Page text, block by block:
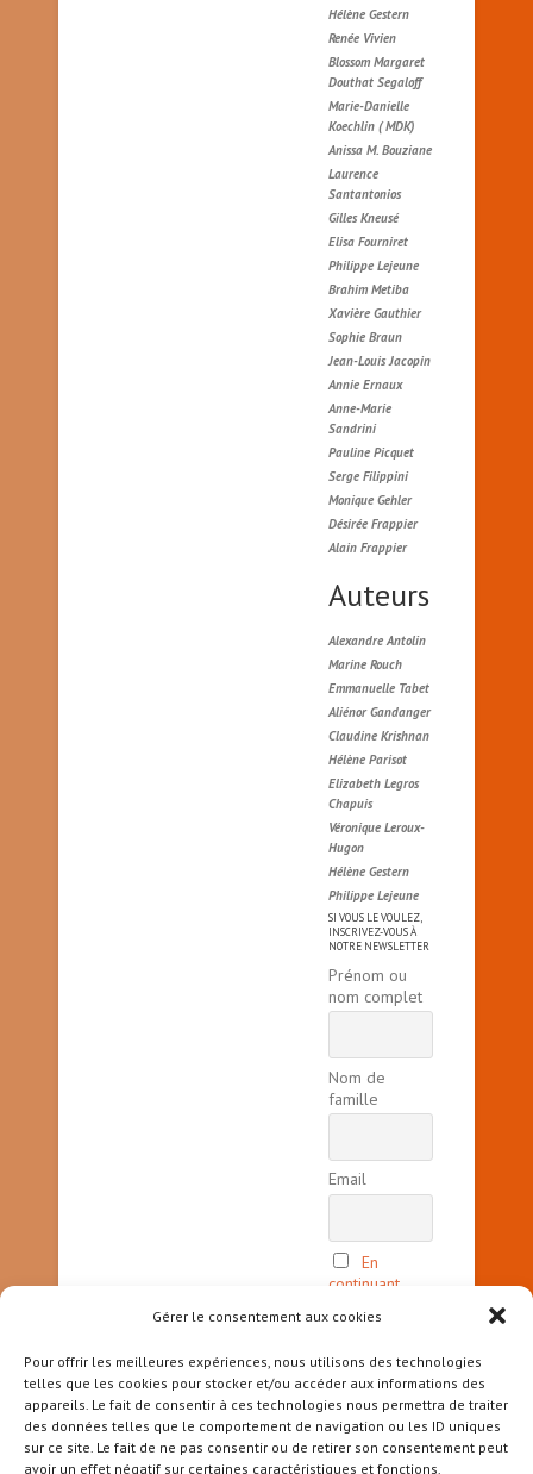
Gérer le consentement aux cookies
Pour offrir les meilleures expériences, nous utilisons des technologies
telles que les cookies pour stocker et/ou accéder aux informations des
appareils. Le fait de consentir à ces technologies nous permettra de traiter
des données telles que le comportement de navigation ou les ID uniques
sur ce site. Le fait de ne pas consentir ou de retirer son consentement peut
avoir un effet négatif sur certaines caractéristiques et fonctions.
Hélène Gestern
Renée Vivien
Blossom Margaret
Douthat Segaloff
Marie-Danielle
Koechlin ( MDK)
Anissa M. Bouziane
Laurence
Santantonios
Gilles Kneusé
Elisa Fourniret
Philippe Lejeune
Brahim Metiba
Xavière Gauthier
Sophie Braun
Jean-Louis Jacopin
Annie Ernaux
Anne-Marie
Sandrini
Pauline Picquet
Serge Filippini
Monique Gehler
Désirée Frappier
Alain Frappier
Auteurs
Alexandre Antolin
Marine Rouch
Emmanuelle Tabet
Aliénor Gandanger
Claudine Krishnan
Hélène Parisot
Elizabeth Legros
Chapuis
Véronique Leroux-
Hugon
Hélène Gestern
Philippe Lejeune
SI VOUS LE VOULEZ,
INSCRIVEZ-VOUS À
NOTRE NEWSLETTER
Prénom ou
nom complet
Nom de
famille
Email
En
continuant,
la politique
confidentialité